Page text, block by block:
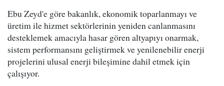
Ebu Zeyd'e göre bakanlık, ekonomik toparlanmayı ve
üretim ile hizmet sektörlerinin yeniden canlanmasını
desteklemek amacıyla hasar gören altyapıyı onarmak,
sistem performansını geliştirmek ve yenilenebilir enerji
projelerini ulusal enerji bileşimine dahil etmek için
çalışıyor.